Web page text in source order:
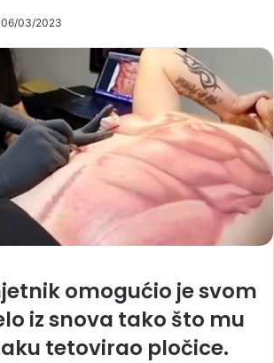
06/03/2023
omogućio je svom
iz snova tako što mu
tetovirao pločice.